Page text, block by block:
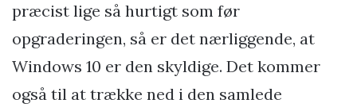
præcist lige så hurtigt som før
opgraderingen, så er det nærliggende, at
Windows 10 er den skyldige. Det kommer
også til at trække ned i den samlede